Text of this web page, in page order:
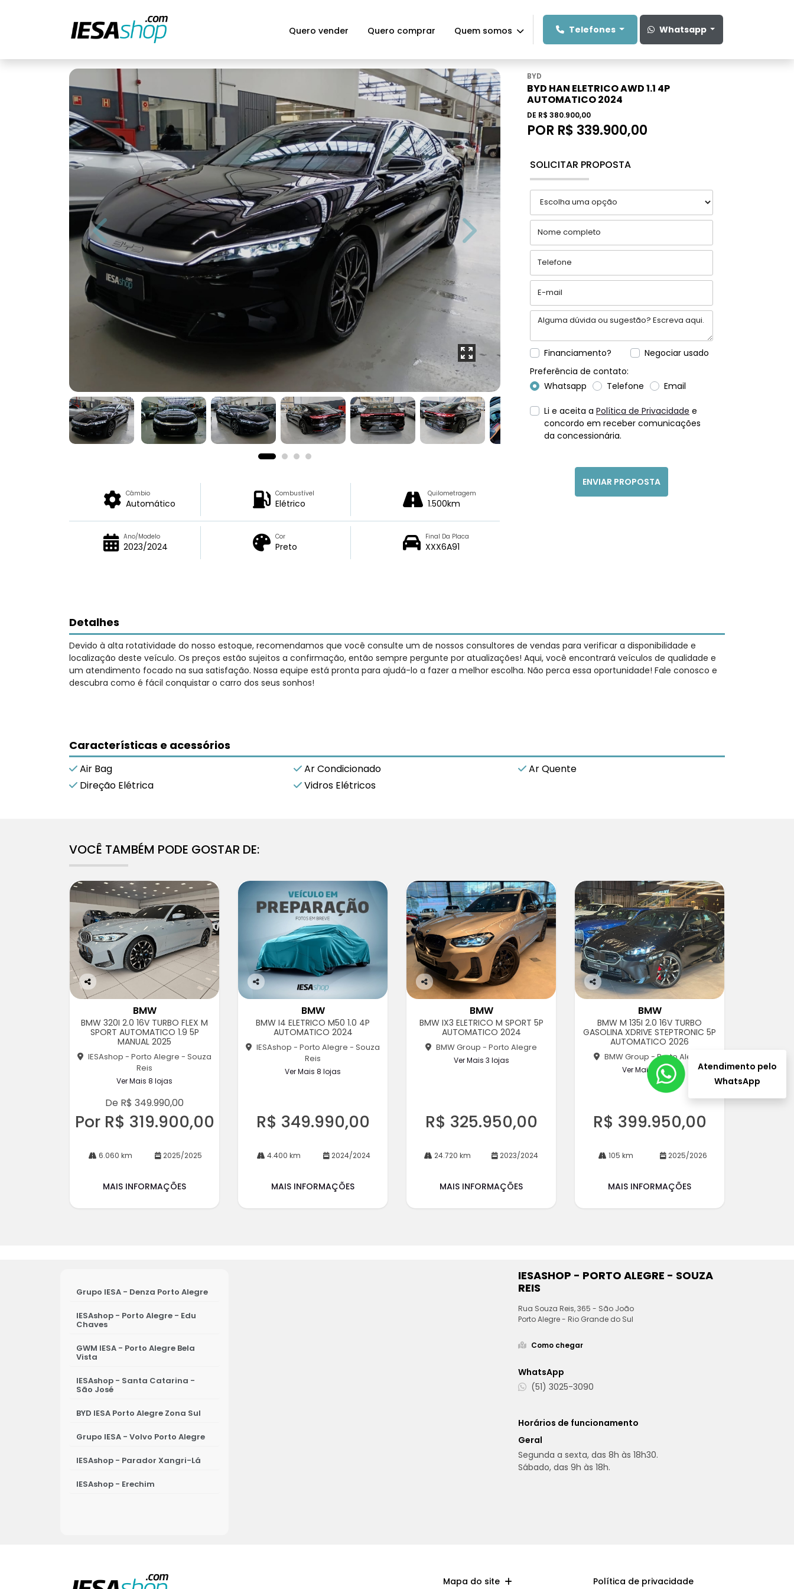
Quero vender Quero comprar Quem somos Telefones Whatsapp
BYD
BYD HAN ELETRICO AWD 1.1 4P
AUTOMATICO 2024
DE R$ 380.900,00
POR R$ 339.900,00
SOLICITAR PROPOSTA
Financiamento?
Negociar usado
Preferência de contato:
Whatsapp
Telefone Email
Li e aceita a Política de Privacidade e
concordo em receber comunicações
da concessionária.
ENVIAR PROPOSTA
Previous Next
Câmbio
Automático
Combustível
Elétrico
Quilometragem
1.500km
Ano/Modelo
2023/2024
Cor
Preto
Final Da Placa
XXX6A91
Detalhes
Devido à alta rotatividade do nosso estoque, recomendamos que você consulte um de nossos consultores de vendas para verificar a disponibilidade e
localização deste veículo. Os preços estão sujeitos a confirmação, então sempre pergunte por atualizações! Aqui, você encontrará veículos de qualidade e
um atendimento focado na sua satisfação. Nossa equipe está pronta para ajudá-lo a fazer a melhor escolha. Não perca essa oportunidade! Fale conosco e
descubra como é fácil conquistar o carro dos seus sonhos!
Características e acessórios
Air Bag Ar Condicionado
Ar Quente
Direção Elétrica
Vidros Elétricos
VOCÊ TAMBÉM PODE GOSTAR DE:
Co
rtil
he
BMW
BMW 320I 2.0 16V TURBO FLEX M
SPORT AUTOMATICO 1.9 5P
MANUAL 2025
IESAshop - Porto Alegre - Souza
Reis
Ver Mais 8 lojas
De R$ 349.990,00
Por R$ 319.900,00
6.060 km 2025/2025
MAIS INFORMAÇÕES
Co
rtil
BMW
BMW I4 ELETRICO M50 1.0 4P
AUTOMATICO 2024
IESAshop - Porto Alegre - Souza
Reis
Ver Mais 8 lojas
R$ 349.990,00
4.400 km 2024/2024
MAIS INFORMAÇÕES
Co
rtil
BMW
BMW IX3 ELETRICO M SPORT 5P
AUTOMATICO 2024
BMW Group - Porto Alegre
Ver Mais 3 lojas
R$ 325.950,00
24.720 km 2023/2024
MAIS INFORMAÇÕES
Co
he
BMW
BMW M 135I 2.0 16V TURBO
GASOLINA XDRIVE STEPTRONIC 5P
AUTOMATICO 2026
BMW Group - Porto Alegre
Ver Mais 3 lojas
R$ 399.950,00
105 km 2025/2026
MAIS INFORMAÇÕES
Grupo IESA - Denza Porto Alegre
IESAshop - Porto Alegre - Edu
Chaves
GWM IESA - Porto Alegre Bela
Vista
BYD IESA Porto Alegre Zona Sul
Grupo IESA - Volvo Porto Alegre
IESAshop - Erechim
IESAshop - Parador Xangri-Lá
IESAshop - Passo Fundo
IESAshop - Santa Catarina -
São José
IESASHOP - PORTO ALEGRE - SOUZA
REIS
Rua Souza Reis, 365 - São João
Porto Alegre - Rio Grande do Sul
Como chegar
WhatsApp
(51) 3025-3090
Horários de funcionamento
Geral
Segunda a sexta, das 8h às 18h30.
Sábado, das 9h às 18h.
Mapa do site
Política de privacidade
Atendimento pelo
WhatsApp